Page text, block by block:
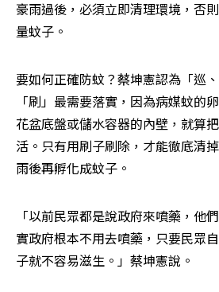
豪雨過後，必須立即清理環境，否
量蚊子。
要如何正確防蚊？蔡坤憲認為「巡
「刷」最需要落實，因為病媒蚊的
花盆底盤或儲水容器的內壁，就算
活。只有用刷子刷除，才能徹底清
雨後再孵化成蚊子。
「以前民眾都是說政府來噴藥，他
實政府根本不用去噴藥，只要民眾
子就不容易滋生。」蔡坤憲說。